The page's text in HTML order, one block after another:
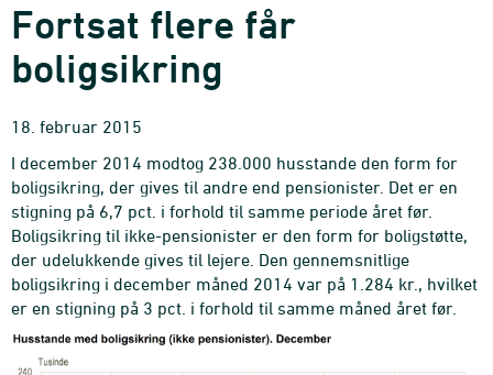
Fortsat flere får
boligsikring
18. februar 2015
I december 2014 modtog 238.000 husstande den form for
boligsikring, der gives til andre end pensionister. Det er en
stigning på 6,7 pct. i forhold til samme periode året før.
Boligsikring til ikke-pensionister er den form for boligstøtte,
der udelukkende gives til lejere. Den gennemsnitlige
boligsikring i december måned 2014 var på 1.284 kr., hvilket
er en stigning på 3 pct. i forhold til samme måned året før.